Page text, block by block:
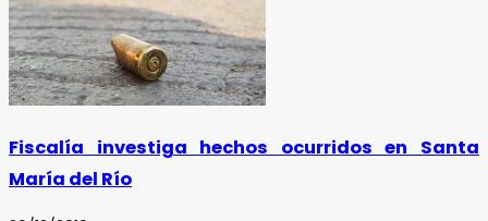
Fiscalía investiga hechos ocurridos en Santa
María del Río